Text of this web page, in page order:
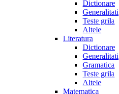
Dictionare
Generalitati
Teste grila
Altele
Literatura
Dictionare
Generalitati
Gramatica
Teste grila
Altele
Matematica